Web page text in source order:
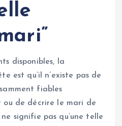
disponibles, la
est qu’il n’existe pas de
fiables
de décrire le mari de
signifie pas qu’une telle